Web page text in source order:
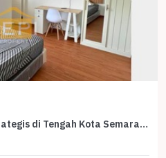
Rumah Kost Aktif Lokasi Strategis di Tengah Kota Semarang